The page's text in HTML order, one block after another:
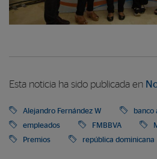
Esta noticia ha sido publicada en
Alejandro Fernández W
banco
empleados
FMBBVA
Premios
república dominicana